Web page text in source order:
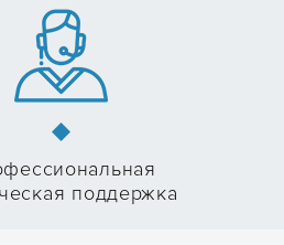
поддержка